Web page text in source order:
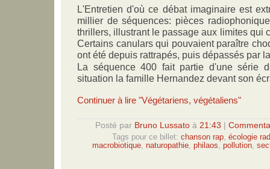
L'Entretien d'où ce débat imaginaire est
millier de séquences: pièces
thrillers, illustrant le passage aux limites qui
Certains canulars qui pouvaient paraître
ont été depuis rattrapés, puis dépassés par
La séquence 400 fait partie d'une série
situation la famille Hernandez devant son
Continuer à lire "Végétariens, végétaliens"
Posté par Bruno Lussatoà 21:43
Tags pour ce billet: chanson rap écologie
macrobiotique naturopathie philaos pollution